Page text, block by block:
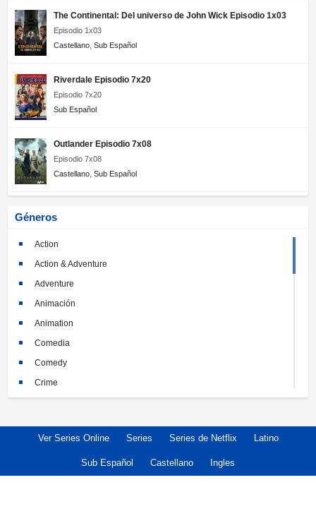
The Continental: Del universo de John Wick Episodio 1x03
Episodio 1x03
Castellano Sub Español
Riverdale Episodio 7x20
Episodio 7x20
Sub Español
Outlander Episodio 7x08
Episodio 7x08
Castellano Sub Español
Géneros
Action
Action & Adventure
Adventure
Animación
Animation
Comedia
Comedy
Crime
Documentary
Ver Series Online Series Series de Netflix Latino
Sub Español Castellano Ingles